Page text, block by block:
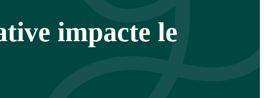
impacte le